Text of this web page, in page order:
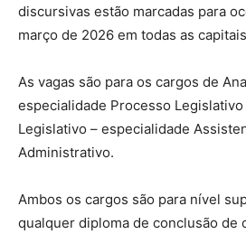
discursivas estão marcadas para
março de 2026 em todas as
As vagas são para os cargos de
especialidade Processo
Legislativo – especialidade
Administrativo.
Ambos os cargos são para nível
qualquer diploma de conclusão de